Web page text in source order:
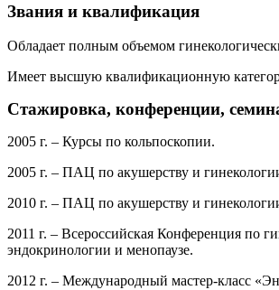
Звания и квалификация
Обладает полным объемом
Имеет высшую квалификационную
Стажировка, конференции,
2005 г. – Курсы по кольпоскопии.
2005 г. – ПАЦ по акушерству и
2010 г. – ПАЦ по акушерству и
2011 г. – Всероссийская Конференция по
эндокринологии и менопаузе.
2012 г. – Международный мастер-класс